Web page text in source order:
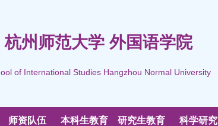
杭州师范大学 外国语学院
of International Studies Hangzhou Normal University
师资队伍 本科生教育 研究生教育 科学研究